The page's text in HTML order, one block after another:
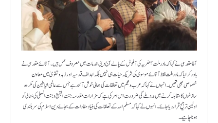
آغا مقدسی نے کہا کہ مادرملت جعفریہ کی آغوش کے پالے آج دینی خدمات میں مصروف عمل ہیں۔ آقائے مقدسی نے
باور کرایا کہ مادرملت فقط آقائے موسوی کی شریکہ حیات ہی نہیں بلکہ اہداف قدسیہ اور زہد وتقویٰ میں معاون
خصوصی بھی تھیں۔ انہوں نے کہا کہ عرب و عجم میں تعلقات کی بحالی خوش آئند ہے جس سے عالمی شیاطین کی مکروہ
سازشوں کا مقابلہ کرنے میں مدد ملے گی ضرورت اس امر کی ہے کہ مزارات مقدسہ جنت البقیع و جنت المعلی کی بحالی کو
اولین ترجیح قراردیا جائے۔ انہوں نے کہا کہ مسلم امہ کے تعلقات کی بنیاد مفادات کے بجائے دین اسلام کی سربلندی
ہونا چاہیے۔